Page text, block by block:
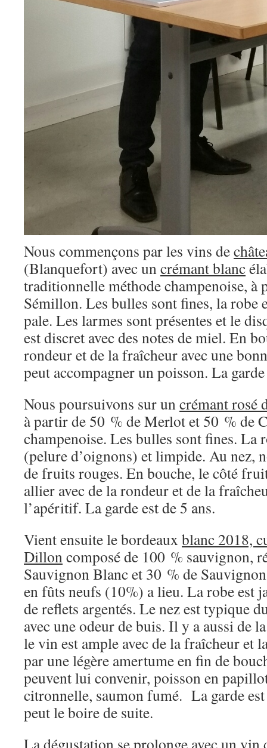
Nous commençons par les vins de
(Blanquefort) avec un crémant blanc
traditionnelle méthode champenoise, à
Sémillon. Les bulles sont fines, la robe
pale. Les larmes sont présentes et le
est discret avec des notes de miel. En
rondeur et de la fraîcheur avec une
peut accompagner un poisson. La
Nous poursuivons sur un crémant rosé
à partir de 50 % de Merlot et 50 % de
champenoise. Les bulles sont fines. La
(pelure d’oignons) et limpide. Au nez,
de fruits rouges. En bouche, le côté
allier avec de la rondeur et de la
l’apéritif. La garde est de 5 ans.
Vient ensuite le bordeaux blanc 2018,
Dillon composé de 100 % sauvignon,
Sauvignon Blanc et 30 % de
en fûts neufs (10%) a lieu. La robe est
de reflets argentés. Le nez est typique
avec une odeur de buis. Il y a aussi de
le vin est ample avec de la fraîcheur et
par une légère amertume en fin de
peuvent lui convenir, poisson en
citronnelle, saumon fumé. La garde est
peut le boire de suite.
La dégustation se prolonge avec un vin